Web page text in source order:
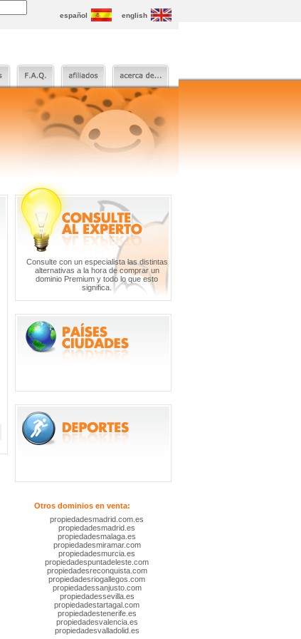
español
english
Consulte con un especialista las distintas
alternativas a la hora de comprar un
dominio Premium y todo lo que esto
significa.
Otros dominios en venta:
propiedadesmadrid.com.es
propiedadesmadrid.es
propiedadesmalaga.es
propiedadesmiramar.com
propiedadesmurcia.es
propiedadespuntadeleste.com
propiedadesreconquista.com
propiedadesriogallegos.com
propiedadessanjusto.com
propiedadessevilla.es
propiedadestartagal.com
propiedadestenerife.es
propiedadesvalencia.es
propiedadesvalladolid.es